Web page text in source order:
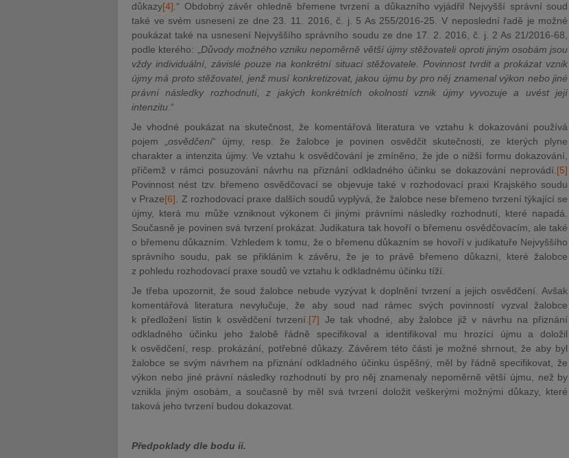
důkazy[4] “ Obdobný závěr ohledně břemene tvrzení a důkazního vyjádřil Nejvyšší správní soud
také ve svém usnesení ze dne 23. 11. 2016, č. j. 5 As 255/2016-25. V neposlední řadě je možné
poukázat také na usnesení Nejvyššího správního soudu ze dne 17. 2. 2016, č. j. 2 As 21/2016-68,
podle kterého: „ Důvody možného vzniku nepoměrně větší újmy stěžovateli oproti jiným osobám jsou
vždy individuální, závislé pouze na konkrétní situaci stěžovatele. Povinnost tvrdit a prokázat vznik
újmy má proto stěžovatel, jenž musí konkretizovat, jakou újmu by pro něj znamenal výkon nebo jiné
právní následky rozhodnutí, z jakých konkrétních okolností vznik újmy vyvozuje a uvést její
intenzitu .“
Je vhodné poukázat na skutečnost, že komentářová literatura ve vztahu k dokazování používá
pojem „osvědčení“ újmy, resp. že žalobce je povinen osvědčit skutečnosti, ze kterých plyne
charakter a intenzita újmy. Ve vztahu k osvědčování je zmíněno, že jde o nižší formu dokazování,
přičemž v rámci posuzování návrhu na přiznání odkladného účinku se dokazování neprovádí. [5]
Povinnost nést tzv. břemeno osvědčovací se objevuje také v rozhodovací praxi Krajského soudu
v Praze[6] . Z rozhodovací praxe dalších soudů vyplývá, že žalobce nese břemeno tvrzení týkající se
újmy, která mu může vzniknout výkonem či jinými právními následky rozhodnutí, které napadá.
Současně je povinen svá tvrzení prokázat. Judikatura tak hovoří o břemenu osvědčovacím, ale také
o břemenu důkazním. Vzhledem k tomu, že o břemenu důkazním se hovoří v judikatuře Nejvyššího
správního soudu, pak se přikláním k závěru, že je to právě břemeno důkazní, které žalobce
z pohledu rozhodovací praxe soudů ve vztahu k odkladnému účinku tíží.
Je třeba upozornit, že soud žalobce nebude vyzývat k doplnění tvrzení a jejich osvědčení. Avšak
komentářová literatura nevylučuje, že aby soud nad rámec svých povinností vyzval žalobce
k předložení listin k osvědčení tvrzení. [7] Je tak vhodné, aby žalobce již v návrhu na přiznání
odkladného účinku jeho žalobě řádně specifikoval a identifikoval mu hrozící újmu a doložil
k osvědčení, resp. prokázání, potřebné důkazy. Závěrem této části je možné shrnout, že aby byl
žalobce se svým návrhem na přiznání odkladného účinku úspěšný, měl by řádně specifikovat, že
výkon nebo jiné právní následky rozhodnutí by pro něj znamenaly nepoměrně větší újmu, než by
vznikla jiným osobám, a současně by měl svá tvrzení doložit veškerými možnými důkazy, které
taková jeho tvrzení budou dokazovat.
Předpoklady dle bodu ii.